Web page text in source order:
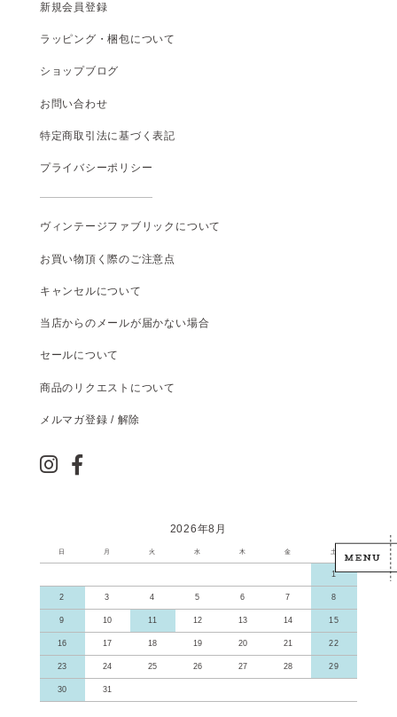
新規会員登録
ラッピング・梱包について
ショップブログ
お問い合わせ
特定商取引法に基づく表記
プライバシーポリシー
ヴィンテージファブリックについて
お買い物頂く際のご注意点
キャンセルについて
当店からのメールが届かない場合
セールについて
商品のリクエストについて
メルマガ登録 / 解除
2026年8月
日 月 火 水 木 金 土
1
2 3 4 5 6 7 8
9 10 11 12 13 14 15
16 17 18 19 20 21 22
23 24 25 26 27 28 29
30 31